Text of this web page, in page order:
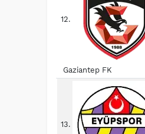
12.
Gaziantep FK
13.